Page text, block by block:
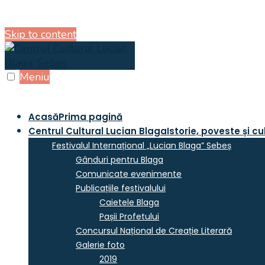
Skip to content
Meniu
AcasăPrima pagină
Centrul Cultural Lucian BlagaIstorie, poveste și
Festivalul Internațional „Lucian Blaga” Sebeș
Gânduri pentru Blaga
Comunicate evenimente
Publicațiile festivalului
Caietele Blaga
Pașii Profetului
Concursul Național de Creație Literară
Galerie foto
2019